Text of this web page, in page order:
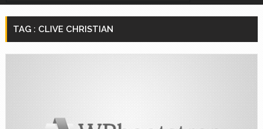
TAG : CLIVE CHRISTIAN